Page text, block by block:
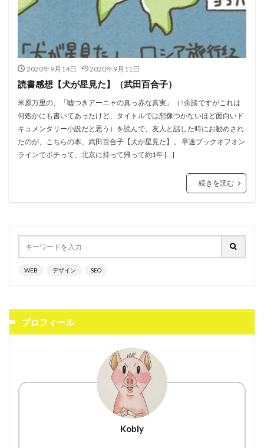
2020年9月14日 2020年9月11日
読書感想【犬が星見た】（武田百合子）
米原万里の、「嘘つきアーニャの真っ赤な真実」（↑余談ですがこれは
何処かにも書いてあったけど、タイトルでは想像つかないほど面白いド
キュメンタリー小説だと思う）を読んで、友人と話した時にお勧めされ
たのが、こちらの本、武田百合子【犬が星見た】。 早速ブックオフオン
ラインでポチって、北京に持って帰って約1年 […]
続きを読む
WEB デザイン SEO
プロフィール
Kobly